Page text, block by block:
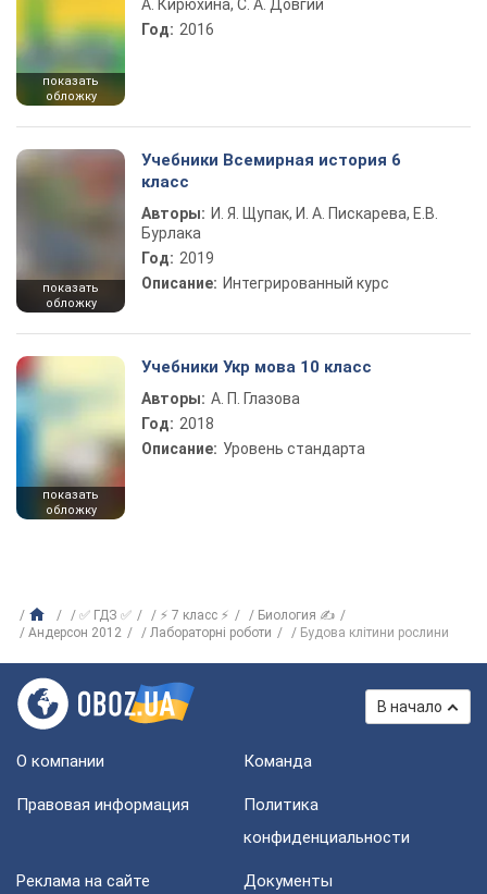
показать
обложку
А. Кирюхина, С. А. Довгий
Год: 2016
показать
обложку
Учебники Всемирная история 6
класс
Авторы: И. Я. Щупак, И. А. Пискарева, Е.В.
Бурлака
Год: 2019
Описание: Интегрированный курс
показать
обложку
Учебники Укр мова 10 класс
Авторы: А. П. Глазова
Год: 2018
Описание: Уровень стандарта
✅ ГДЗ ✅ ⚡ 7 класс ⚡
Биология ✍
Андерсон 2012
Лабораторні роботи Будова клітини рослини
В начало
О компании Команда
Правовая информация
Политика
конфиденциальности
Реклама на сайте Документы